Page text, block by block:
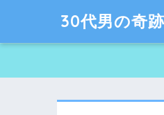
30代男の奇